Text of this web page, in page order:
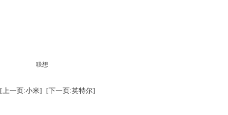
联想
[上一页:小米]
[下一页:英特尔]